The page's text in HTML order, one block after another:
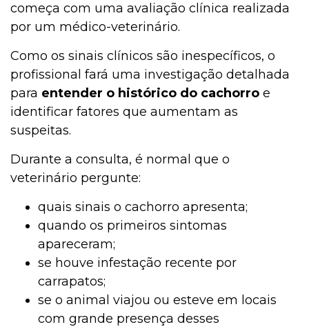
começa com uma avaliação clínica realizada
por um médico-veterinário.
Como os sinais clínicos são inespecíficos, o
profissional fará uma investigação detalhada
para entender o histórico do cachorro e
identificar fatores que aumentam as
suspeitas.
Durante a consulta, é normal que o
veterinário pergunte:
quais sinais o cachorro apresenta;
quando os primeiros sintomas
apareceram;
se houve infestação recente por
carrapatos;
se o animal viajou ou esteve em locais
com grande presença desses